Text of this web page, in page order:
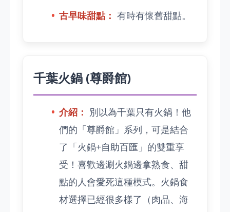
古早味甜點： 有時有懷舊甜點。
千葉火鍋 (尊爵館)
介紹： 別以為千葉只有火鍋！他
們的「尊爵館」系列，可是結合
了「火鍋+自助百匯」的雙重享
受！喜歡邊涮火鍋邊拿熟食、甜
點的人會愛死這種模式。火鍋食
材選擇已經很多樣了（肉品、海